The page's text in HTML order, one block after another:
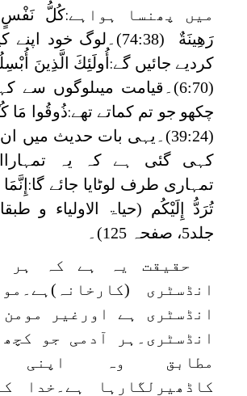
میں پھنسا ہواہے:كُلُّ نَفْسٍ
رَهِينَةٌ
(74:38)۔لوگ خود
کردیے جائیں گے: أُولَئِكَ الَّذِينَ
(6:70)۔قیامت میںلوگوں سے
چکھو جو تم کماتے تھے:ذُوقُوا مَا
(39:24)۔یہی بات حدیث میں
کہی گئی ہے کہ یہ
تمہاری طرف لوٹایا جائے گا:
تُرَدُّ إِلَيْكُم (حیاۃ الاولیاء و
جلد5، صفحہ 125)۔
حقیقت یہ ہے کہ ہر
انڈسٹری
انڈسٹری ہے اورغیر
انڈسٹری۔ہر آدمی جو
مطابق وہ اپنی
کاڈھیرلگارہا ہے۔خدا